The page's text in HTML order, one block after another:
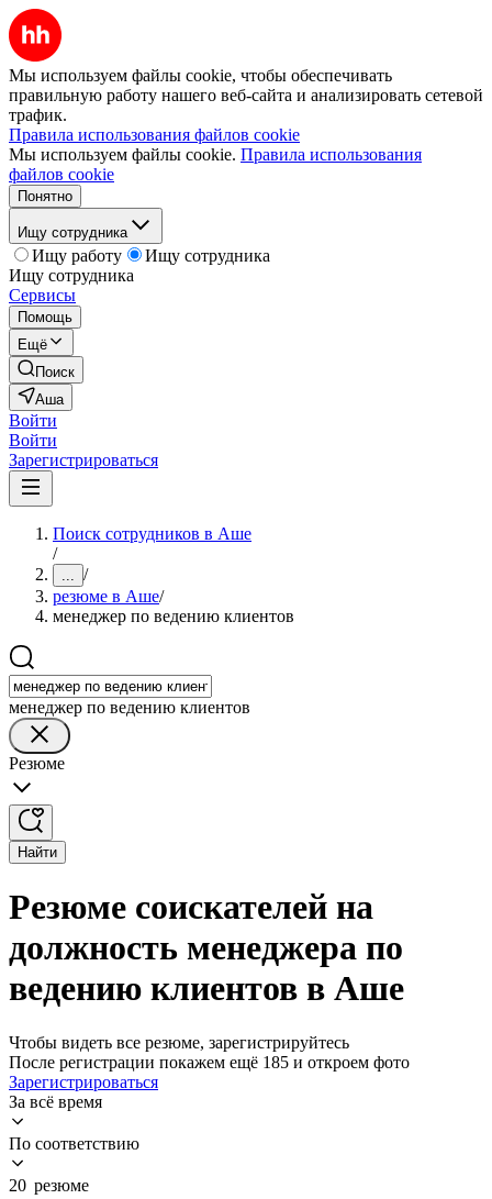
Мы используем файлы cookie, чтобы обеспечивать
правильную работу нашего веб-сайта и анализировать сетевой
трафик.
Правила использования файлов cookie
Мы используем файлы cookie. Правила использования
файлов cookie
Понятно
Ищу сотрудника
Ищу работу
Ищу сотрудника
Ищу сотрудника
Сервисы
Помощь
Ещё
Поиск
Аша
Войти
Войти
Зарегистрироваться
Поиск сотрудников в Аше
/
... /
резюме в Аше/
менеджер по ведению клиентов
менеджер по ведению клиентов
Резюме
Найти
Резюме соискателей на
должность менеджера по
ведению клиентов в Аше
Чтобы видеть все резюме, зарегистрируйтесь
После регистрации покажем ещё 185 и откроем фото
Зарегистрироваться
За всё время
По соответствию
20 резюме